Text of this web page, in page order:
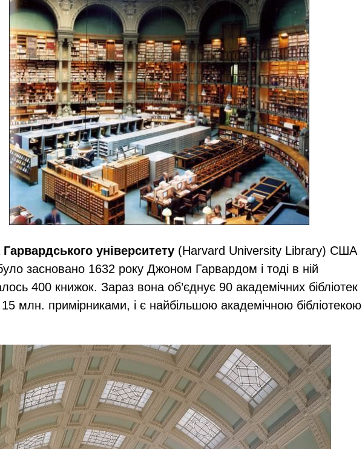
Гарвардського університету (Harvard University Library) США
засновано 1632 року Джоном Гарвардом і тоді в ній
400 книжок. Зараз вона об’єднує 90 академічних бібліотек
15 млн. примірниками, і є найбільшою академічною бібліотекою